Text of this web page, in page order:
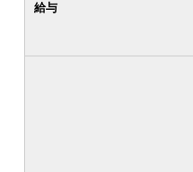
給与